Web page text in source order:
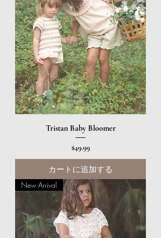
Tristan Baby Bloomer
価格
$49.99
カートに追加する
New Arrival